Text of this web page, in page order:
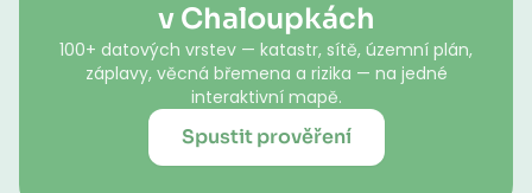
v Chaloupkách
100+ datových vrstev — katastr, sítě, územní plán,
záplavy, věcná břemena a rizika — na jedné
interaktivní mapě.
Spustit prověření